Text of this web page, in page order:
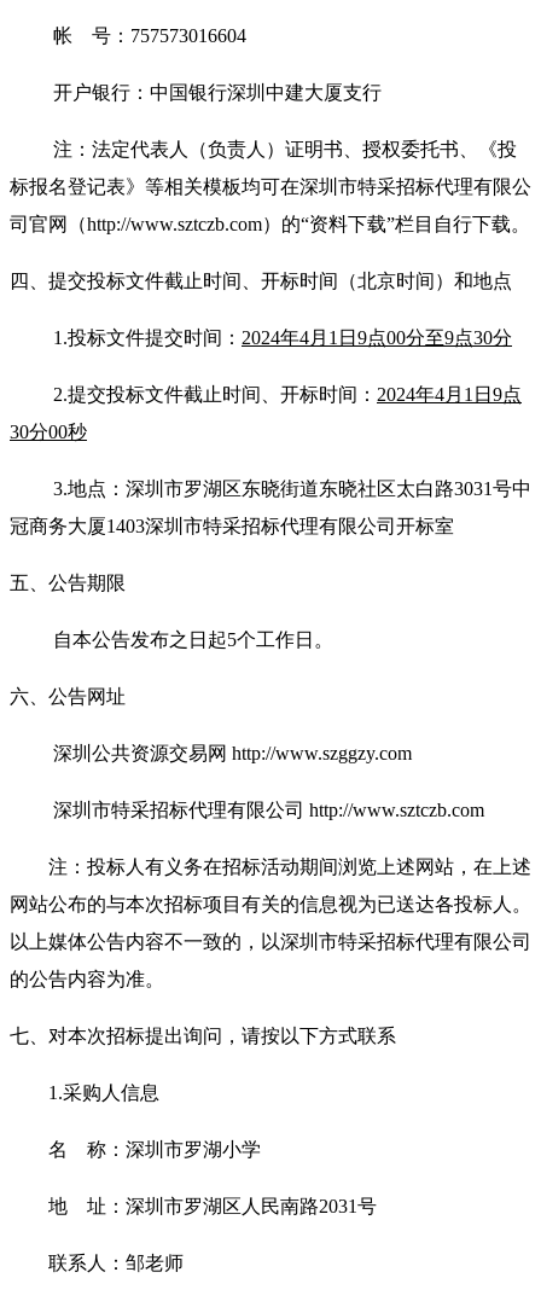
帐 号：757573016604
开户银行：中国银行深圳中建大厦支行
注：法定代表人（负责人）证明书、授权委托书、《投
标报名登记表》等相关模板均可在深圳市特采招标代理有限公
司官网（http://www.sztczb.com）的“资料下载”栏目自行下载。
四、提交投标文件截止时间、开标时间 （北京时间） 和地点
1.投标文件提交时间： 2024年4月1日9点00分至9点30分
2.提交投标文件截止时间 、开标时间： 2024年4月1日9点
30分00秒
3.地点：深圳市罗湖区东晓街道东晓社区太白路3031号中
冠商务大厦1403深圳市特采招标代理有限公司开标室
五、公告期限
自本公告发布之日起5个工作日。
六、公告网址
深圳公共资源交易网 http://www.szggzy.com
深圳市特采招标代理有限公司 http://www.sztczb.com
注：投标人有义务在招标活动期间浏览上述网站，在上述
网站公布的与本次招标项目有关的信息视为已送达各投标人。
以上媒体公告内容不一致的，以深圳市特采招标代理有限公司
的公告内容为准。
七、对本次招标提出询问，请按以下方式联系
1.采购人信息
名 称：深圳市罗湖小学
地 址：深圳市罗湖区人民南路2031号
联系人：邹老师